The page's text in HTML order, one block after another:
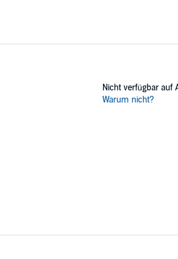
Nicht verfügbar auf
Warum nicht?